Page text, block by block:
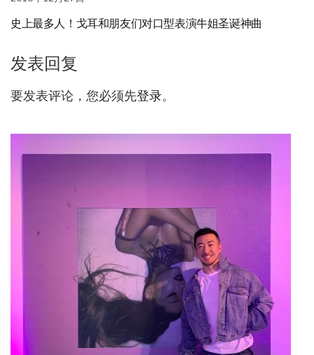
史上最多人！戈耳和朋友们对口型表演牛姐圣诞神曲
发表回复
要发表评论，您必须先登录。